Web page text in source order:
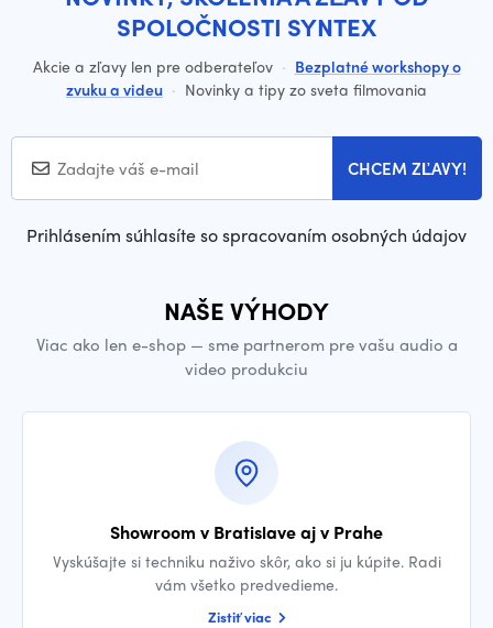
SPOLOČNOSTI SYNTEX
Akcie a zľavy len pre odberateľov · Bezplatné workshopy o
zvuku a videu · Novinky a tipy zo sveta filmovania
CHCEM ZĽAVY!
Prihlásením súhlasíte so spracovaním osobných údajov
NAŠE VÝHODY
Viac ako len e-shop — sme partnerom pre vašu audio a
video produkciu
Showroom v Bratislave aj v Prahe
Vyskúšajte si techniku naživo skôr, ako si ju kúpite. Radi
vám všetko predvedieme.
Zistiť viac